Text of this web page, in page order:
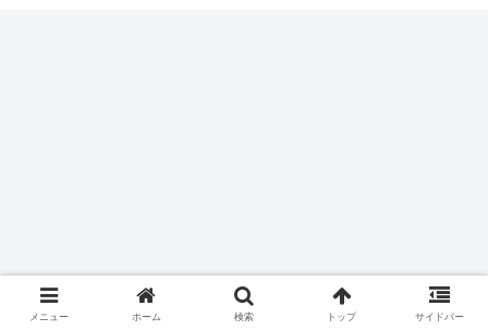
メニュー ホーム 検索 トップ サイドバー